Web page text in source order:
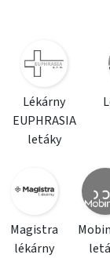
Lékárny
EUPHRASIA
letáky
Magistra
lékárny